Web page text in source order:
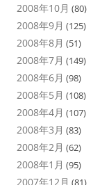
2008年10月 (80)
2008年9月 (125)
2008年8月 (51)
2008年7月 (149)
2008年6月 (98)
2008年5月 (108)
2008年4月 (107)
2008年3月 (83)
2008年2月 (62)
2008年1月 (95)
2007年12月 (81)